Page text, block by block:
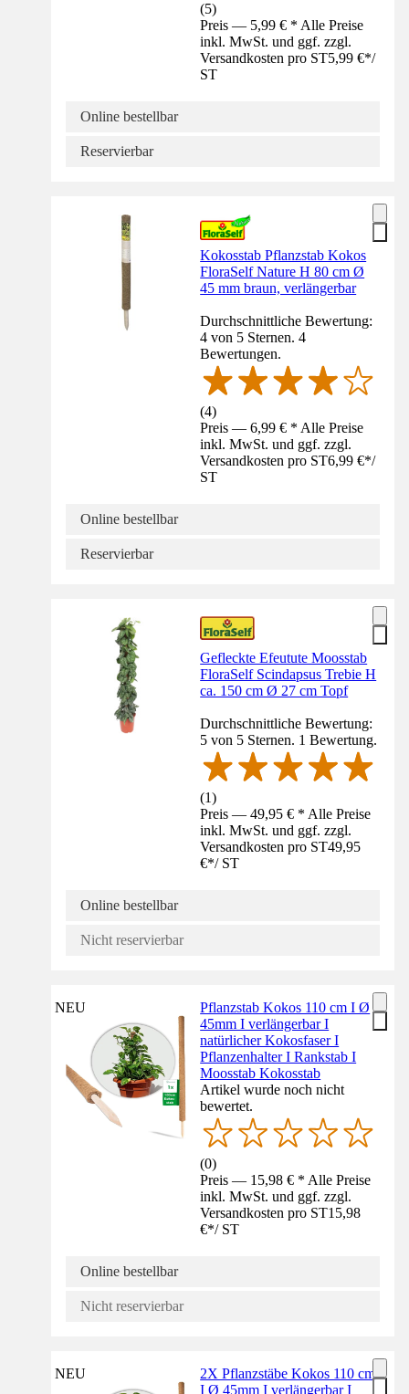
(5)
Preis — 5,99 € * Alle Preise
inkl. MwSt. und ggf. zzgl.
Versandkosten pro ST5,99 €*/
ST
Online bestellbar
Reservierbar
Kokosstab Pflanzstab Kokos
FloraSelf Nature H 80 cm Ø
45 mm braun, verlängerbar
Durchschnittliche Bewertung:
4 von 5 Sternen. 4
Bewertungen.
(4)
Preis — 6,99 € * Alle Preise
inkl. MwSt. und ggf. zzgl.
Versandkosten pro ST6,99 €*/
ST
Online bestellbar
Reservierbar
Gefleckte Efeutute Moosstab
FloraSelf Scindapsus Trebie H
ca. 150 cm Ø 27 cm Topf
Durchschnittliche Bewertung:
5 von 5 Sternen. 1 Bewertung.
(1)
Preis — 49,95 € * Alle Preise
inkl. MwSt. und ggf. zzgl.
Versandkosten pro ST49,95
€*/ ST
Online bestellbar
Nicht reservierbar
NEU
Pflanzstab Kokos 110 cm I Ø
45mm I verlängerbar I
natürlicher Kokosfaser I
Pflanzenhalter I Rankstab I
Moosstab Kokosstab
Artikel wurde noch nicht
bewertet.
(0)
Preis — 15,98 € * Alle Preise
inkl. MwSt. und ggf. zzgl.
Versandkosten pro ST15,98
€*/ ST
Online bestellbar
Nicht reservierbar
NEU
2X Pflanzstäbe Kokos 110 cm
I Ø 45mm I verlängerbar I